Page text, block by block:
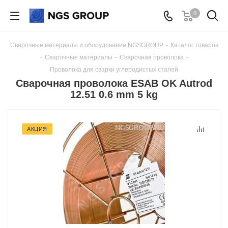
0
Сварочные материалы и оборудование NGSGROUP - Каталог товаров
- Сварочные материалы - Сварочная проволока -
Проволока для сварки углеродистых сталей
Сварочная проволока ESAB OK Autrod
12.51 0.6 mm 5 kg
АКЦИЯ